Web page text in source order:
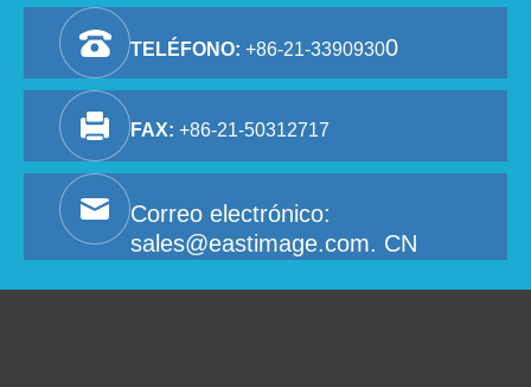
TELÉFONO: +86-21-33909300
FAX: +86-21-50312717
Correo electrónico:
sales@eastimage.com. CN